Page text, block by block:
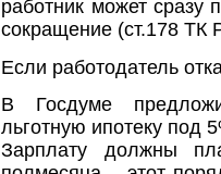
работник может сразу
сокращение (ст.178 ТК
Если работодатель
В Госдуме
льготную ипотеку под
Зарплату должны